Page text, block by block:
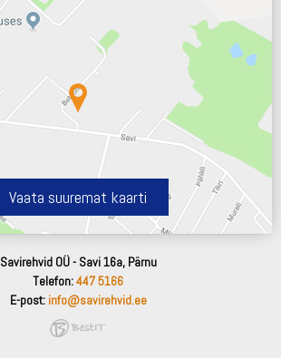
Vaata suuremat kaarti
Savirehvid OÜ - Savi 16a, Pärnu
Telefon:447 5166
E-post: info@savirehvid.ee